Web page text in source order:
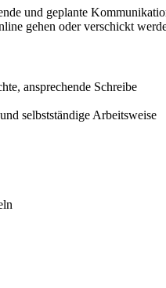
und geplante
gehen oder verschickt
ansprechende Schreibe
selbstständige Arbeitsweise